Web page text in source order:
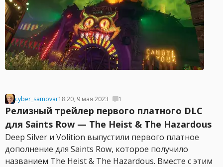
cyber_samovar18:20, 9 мая 2023 1
Релизный трейлер первого платного DLC
для Saints Row — The Heist & The Hazardous
Deep Silver и Volition выпустили первого платное
дополнение для Saints Row, которое получило
названием The Heist & The Hazardous. Вместе с этим